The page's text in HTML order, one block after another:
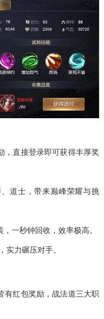
，直接登录即可获得丰厚奖
道士，带来巅峰荣耀与挑
一秒钟回收，效率极高。
实力碾压对手。
有红包奖励，战法道三大职